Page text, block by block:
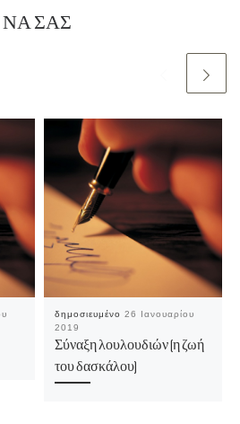
ΝΑ ΣΑΣ
δημοσιευμένο 26 Ιανουαρίου
2019
Σύναξη λουλουδιών (η ζωή
του δασκάλου)